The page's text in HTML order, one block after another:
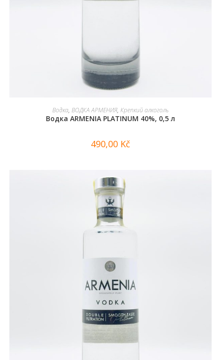
В КОРЗИНУ
Водка, ВОДКА АРМЕНИЯ, Крепкий алкоголь
Водка ARMENIA PLATINUM 40%, 0,5 л
490,00 Kč